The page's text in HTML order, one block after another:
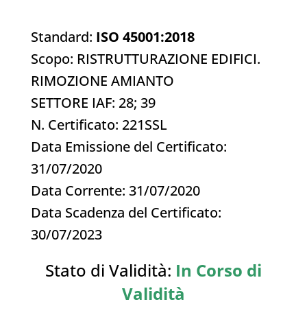
Standard: ISO 45001:2018
Scopo: RISTRUTTURAZIONE EDIFICI.
RIMOZIONE AMIANTO
SETTORE IAF: 28; 39
N. Certificato: 221SSL
Data Emissione del Certificato:
31/07/2020
Data Corrente: 31/07/2020
Data Scadenza del Certificato:
30/07/2023
Stato di Validità: In Corso di
Validità